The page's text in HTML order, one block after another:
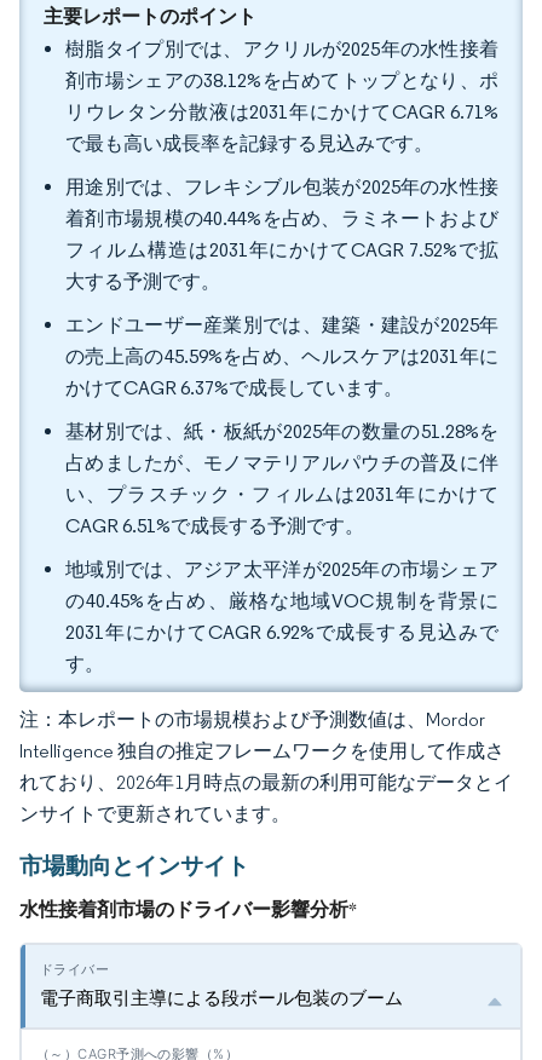
主要レポートのポイント
樹脂タイプ別では、アクリルが2025年の水性接着
剤市場シェアの38.12%を占めてトップとなり、ポ
リウレタン分散液は2031年にかけてCAGR 6.71%
で最も高い成長率を記録する見込みです。
用途別では、フレキシブル包装が2025年の水性接
着剤市場規模の40.44%を占め、ラミネートおよび
フィルム構造は2031年にかけてCAGR 7.52%で拡
大する予測です。
エンドユーザー産業別では、建築・建設が2025年
の売上高の45.59%を占め、ヘルスケアは2031年に
かけてCAGR 6.37%で成長しています。
基材別では、紙・板紙が2025年の数量の51.28%を
占めましたが、モノマテリアルパウチの普及に伴
い、プラスチック・フィルムは2031年にかけて
CAGR 6.51%で成長する予測です。
地域別では、アジア太平洋が2025年の市場シェア
の40.45%を占め、厳格な地域VOC規制を背景に
2031年にかけてCAGR 6.92%で成長する見込みで
す。
注：本レポートの市場規模および予測数値は、Mordor
Intelligence 独自の推定フレームワークを使用して作成さ
れており、2026年1月時点の最新の利用可能なデータとイ
ンサイトで更新されています。
市場動向とインサイト
水性接着剤市場のドライバー影響分析*
電子商取引主導による段ボール包装のブーム